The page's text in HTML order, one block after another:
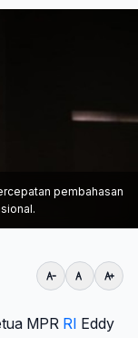
pembahasan
MPR RI Eddy